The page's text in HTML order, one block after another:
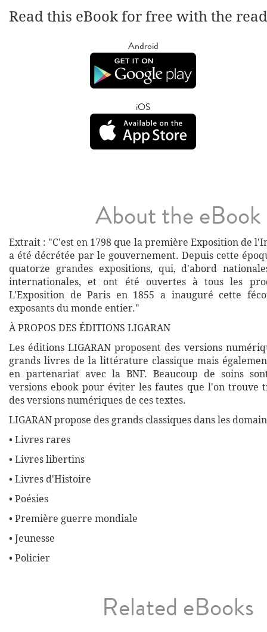
Read this eBook for free with the
Android
iOS
About the eBook
Extrait : "C'est en 1798 que la première Exposition de
a été décrétée par le gouvernement. Depuis cette
quatorze grandes expositions, qui, d'abord
internationales, et ont été ouvertes à tous les
L'Exposition de Paris en 1855 a inauguré cette
exposants du monde entier."
À PROPOS DES ÉDITIONS LIGARAN
Les éditions LIGARAN proposent des versions
grands livres de la littérature classique mais
en partenariat avec la BNF. Beaucoup de soins
versions ebook pour éviter les fautes que l'on trouve
des versions numériques de ces textes.
LIGARAN propose des grands classiques dans les
• Livres rares
• Livres libertins
• Livres d'Histoire
• Poésies
• Première guerre mondiale
• Jeunesse
• Policier
Related eBooks